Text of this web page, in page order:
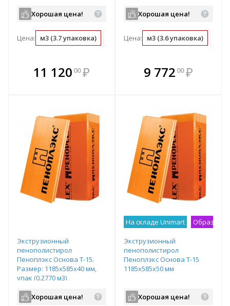
Хорошая цена!
Цена: м3 (3.7 упаковка) упаковка (0.27 м3) м2 (0.03 м3)
11 120 00 ₽
В комплекте
всегда выгоднее!
Хорошая цена!
Цена: м3 (3.6 упаковка)
В комплекте
всегда выгоднее!
9 772 00 ₽
Экструзионный
пенополистирол
Пеноплэкс Основа Т-15.
Размер: 1185х585х40 мм,
упак (0.2770 м3)
Хорошая цена!
На складе Unimart Образец
Экструзионный
пенополистирол
Пеноплэкс Основа Т-15
1185х585х50 мм
Хорошая цена!